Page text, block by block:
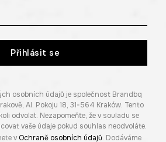
Přihlásit se
osobních údajů je společnost Brandbq
Al. Pokoju 18, 31-564 Kraków. Tento
odvolat. Nezapomeňte, že v souladu se
vaše údaje pokud souhlas neodvoláte.
v Ochraně osobních údajů. Dodáváme